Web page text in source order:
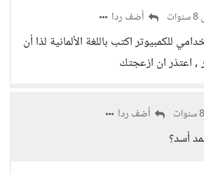
أضف ردا
للكمبيوتر اكتب باللغة الألمانية لذا أن
, اعتذر ان ازعجتك
أضف ردا
أسد؟